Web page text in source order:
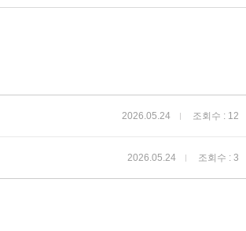
2026.05.24 조회수 : 12
2026.05.24 조회수 : 3